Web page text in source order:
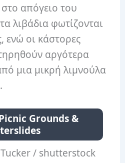
στο απόγειο του
λιβάδια φωτίζονται
ενώ οι κάστορες
αργότερα
μια μικρή λιμνούλα
Grounds &
/ shutterstock